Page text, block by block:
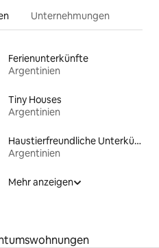
Unternehmungen
Ferienunterkünfte
Argentinien
Tiny Houses
Argentinien
Haustierfreundliche Unterkünfte
Argentinien
Mehr anzeigen